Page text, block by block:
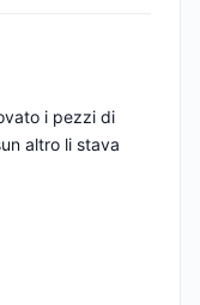
i pezzi di
altro li stava